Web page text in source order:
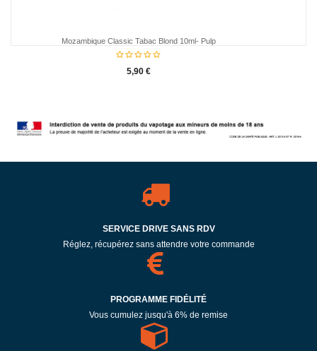
Mozambique Classic Tabac Blond 10ml- Pulp
5,90 €
SERVICE DRIVE SANS RDV
Réglez, récupérez sans attendre votre commande
PROGRAMME FIDÉLITÉ
Vous cumulez jusqu'à 6% de remise